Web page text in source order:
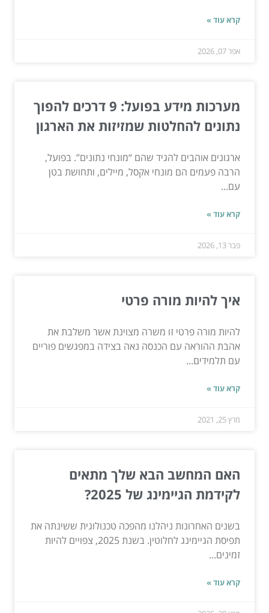
קרא עוד »
אפר 07, 2026
מערכות מידע בפועל: 9 דרכים להפוך
נתונים להחלטות שמזיזות את הארגון
ארגונים אוהבים להגיד שהם “מונחי נתונים”. בפועל,
הרבה פעמים הם מונחי אקסל, מיילים, ותחושת בטן
עם...
קרא עוד »
פבר 13, 2026
איך להיות מורה פרטי
להיות מורה פרטי זו משרה מצוינת אשר משלבת את
אהבת ההוראה עם הכנסה נאה בצידה במפגשים פוריים
עם תלמידים...
קרא עוד »
מרץ 25, 2021
האם המחשב הבא שלך מתאים
לקידמת הגיימינג של 2025?
בשנים האחרונות ניהלנו מהפכה טכנולוגית ששינתה את
תפיסת הגיימינג לחלוטין. בשנת 2025, צפויים להיות
זמינים...
קרא עוד »